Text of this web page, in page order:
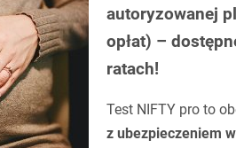
autoryzowanej
opłat) –
ratach!
Test NIFTY pro to
z ubezpieczeniem